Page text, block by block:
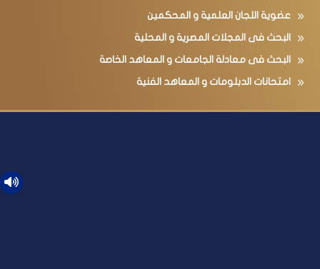
عضوية اللجان العلمية و المحكمين
البحث فى المجلات المصرية و المحلية
البحث فى معادلة الجامعات و المعاهد الخاصة
امتحانات الدبلومات و المعاهد الفنية